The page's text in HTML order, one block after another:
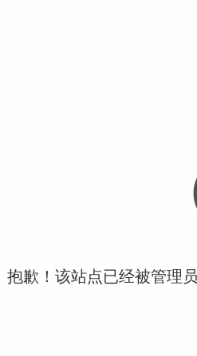
抱歉！该站点已经被管理